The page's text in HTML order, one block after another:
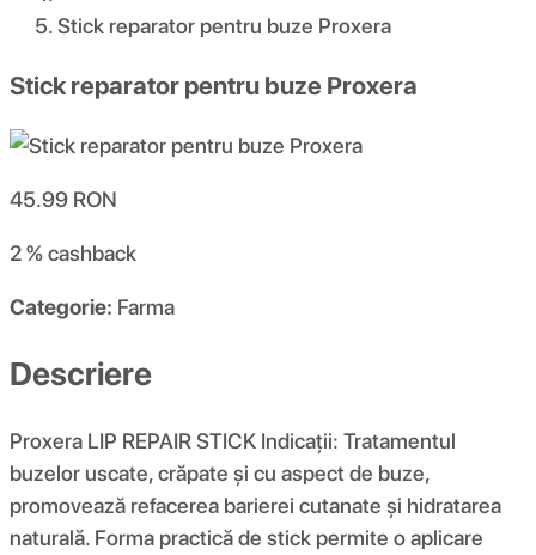
Stick reparator pentru buze Proxera
Stick reparator pentru buze Proxera
45.99 RON
2 %cashback
Categorie: Farma
Descriere
Proxera LIP REPAIR STICK Indicații: Tratamentul
buzelor uscate, crăpate și cu aspect de buze,
promovează refacerea barierei cutanate și hidratarea
naturală. Forma practică de stick permite o aplicare